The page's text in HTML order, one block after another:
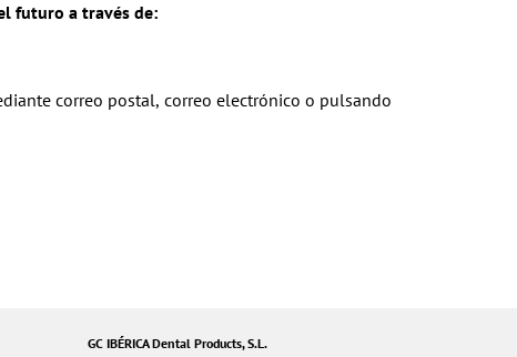
futuro a través de:
correo postal, correo electrónico o pulsando
GC IBÉRICA Dental Products, S.L.